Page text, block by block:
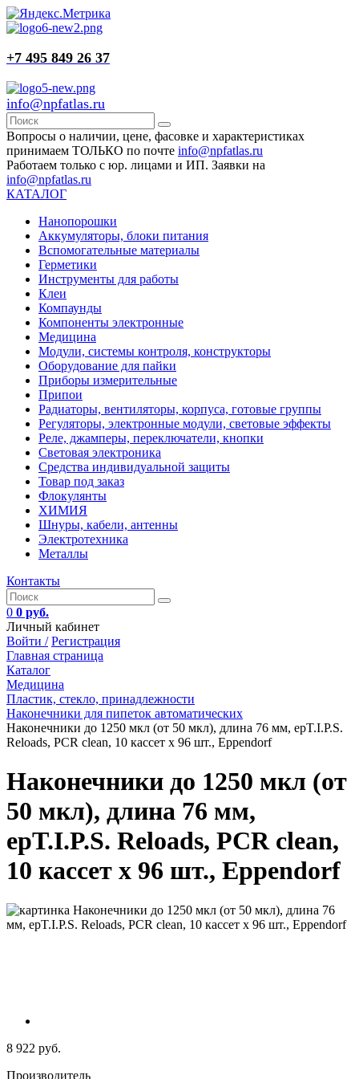
+7 495 849 26 37
info@npfatlas.ru
Вопросы о наличии, цене, фасовке и характеристиках
принимаем ТОЛЬКО по почте info@npfatlas.ru
Работаем только с юр. лицами и ИП. Заявки на
info@npfatlas.ru
КАТАЛОГ
Нанопорошки
Аккумуляторы, блоки питания
Вспомогательные материалы
Герметики
Инструменты для работы
Клеи
Компаунды
Компоненты электронные
Медицина
Модули, системы контроля, конструкторы
Оборудование для пайки
Приборы измерительные
Припои
Радиаторы, вентиляторы, корпуса, готовые группы
Регуляторы, электронные модули, световые эффекты
Реле, джамперы, переключатели, кнопки
Световая электроника
Средства индивидуальной защиты
Товар под заказ
Флокулянты
ХИМИЯ
Шнуры, кабели, антенны
Электротехника
Металлы
Контакты
0 0 руб.
Личный кабинет
Войти / Регистрация
Главная страница
Каталог
Медицина
Пластик, стекло, принадлежности
Наконечники для пипеток автоматических
Наконечники до 1250 мкл (от 50 мкл), длина 76 мм, epT.I.P.S.
Reloads, PCR clean, 10 кассет х 96 шт., Eppendorf
Наконечники до 1250 мкл (от
50 мкл), длина 76 мм,
epT.I.P.S. Reloads, PCR clean,
10 кассет х 96 шт., Eppendorf
8 922 руб.
Производитель